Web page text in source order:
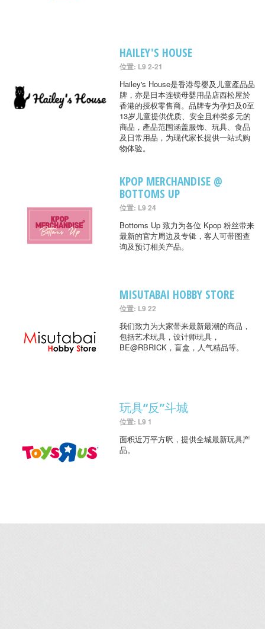
HAILEY'S HOUSE
位置: L9 2-21
Hailey's House是香港母婴及儿童產品品
牌，亦是日本连锁母婴用品店西松屋於
香港的授权零售商。品牌专为孕妇及0至
13岁儿童提供优质、安全且种类多元的
商品，產品范围涵盖服饰、玩具、食品
及日常用品，为现代家长提供一站式购
物体验。
KPOP MERCHANDISE @
BOTTOMS UP
位置: L9 24
Bottoms Up 致力为各位 Kpop 粉丝带来
最新的官方周边及专辑，客人可带图查
询及预订相关产品。
MISUTABAI HOBBY STORE
位置: L9 22
我们致力为大家带来最新最潮的商品，
包括艺术玩具，设计师玩具，
BE@RBRICK，盲盒，人气精品等。
玩具“反”斗城
位置: L9 1
面积近万平方呎，提供全城最新玩具产
品。